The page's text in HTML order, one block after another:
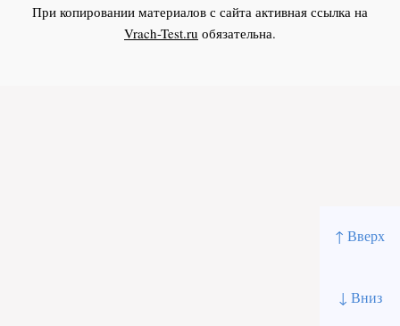
↑ Вверх
↓ Вниз
При копировании материалов с сайта активная ссылка на
Vrach-Test.ru обязательна.